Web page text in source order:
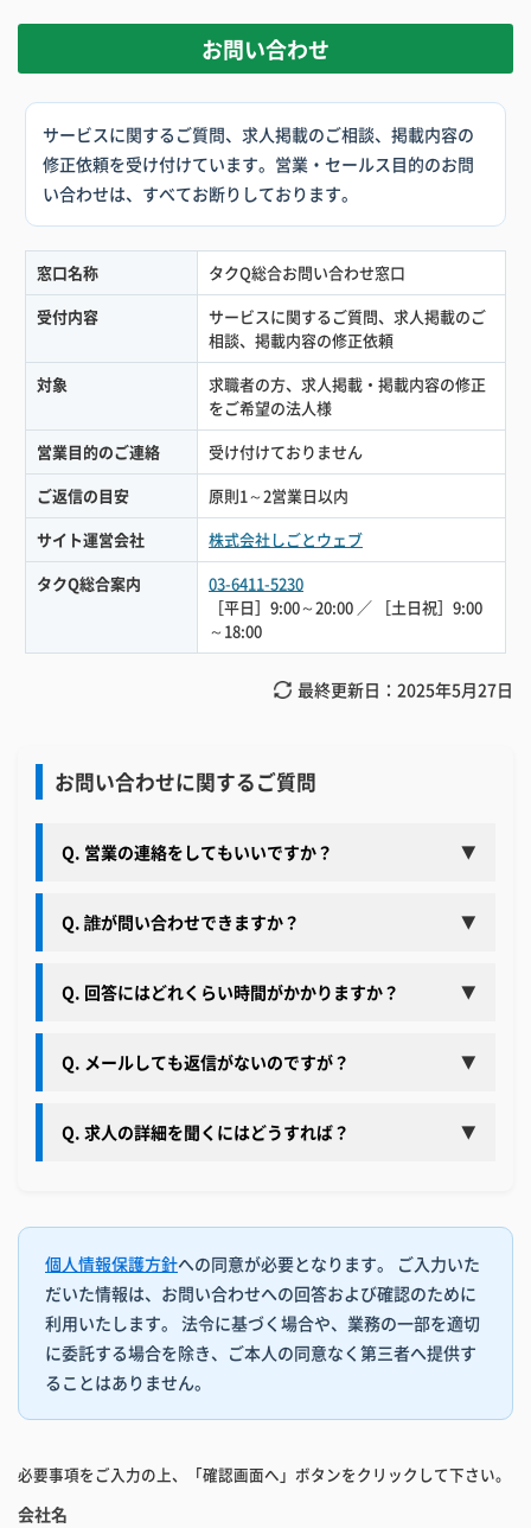
お問い合わせ
サービスに関するご質問、求人掲載のご相談、掲載内容の
修正依頼を受け付けています。営業・セールス目的のお問
い合わせは、すべてお断りしております。
窓口名称
タクQ総合お問い合わせ窓口
受付内容
サービスに関するご質問、求人掲載のご
相談、掲載内容の修正依頼
対象
求職者の方、求人掲載・掲載内容の修正
をご希望の法人様
営業目的のご連絡
受け付けておりません
ご返信の目安
原則1～2営業日以内
サイト運営会社
株式会社しごとウェブ
タクQ総合案内
03-6411-5230
［平日］9:00～20:00 ／ ［土日祝］9:00
～18:00
最終更新日： 2025年5月27日
お問い合わせに関するご質問
Q. 営業の連絡をしてもいいですか？ ▼
Q. 誰が問い合わせできますか？ ▼
Q. 回答にはどれくらい時間がかかりますか？ ▼
Q. メールしても返信がないのですが？ ▼
Q. 求人の詳細を聞くにはどうすれば？ ▼
個人情報保護方針への同意が必要となります。 ご入力いた
だいた情報は、お問い合わせへの回答および確認のために
利用いたします。 法令に基づく場合や、業務の一部を適切
に委託する場合を除き、ご本人の同意なく第三者へ提供す
ることはありません。
必要事項をご入力の上、「確認画面へ」ボタンをクリックして下さい。
会社名